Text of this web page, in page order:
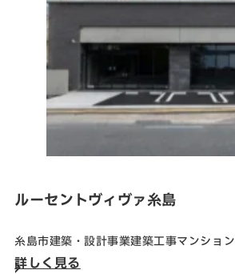
SNS
matsuyoshi.official
松吉建設株式会社
matsuyoshi_kensetsu
つむぎの家
matsuyoshi_kensetsu
matsuyoshikensetsu
ルーセントヴィヴァ糸島
糸島市建築・設計事業建築工事マンション
詳しく見る